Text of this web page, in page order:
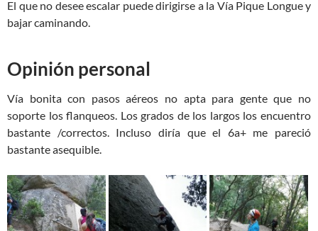
El que no desee escalar puede dirigirse a la Vía Pique Longue y
bajar caminando.
Opinión personal
Vía bonita con pasos aéreos no apta para gente que no
soporte los flanqueos. Los grados de los largos los encuentro
bastante /correctos. Incluso diría que el 6a+ me pareció
bastante asequible.